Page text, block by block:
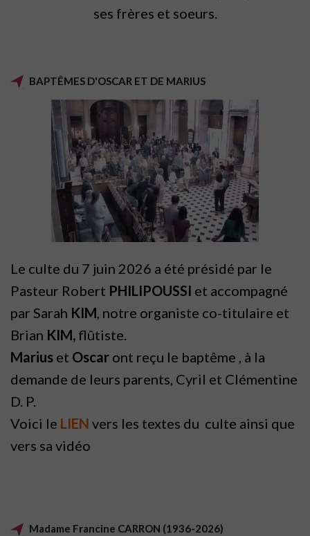
ses frères et soeurs.
BAPTÊMES D'OSCAR ET DE MARIUS
Le culte du 7 juin 2026 a été présidé par le
Pasteur Robert PHILIPOUSSI et accompagné
par Sarah KIM, notre organiste co-titulaire et
Brian KIM, flûtiste.
Marius et Oscar ont reçu le baptême , à la
demande de leurs parents, Cyril et Clémentine
D. P.
Voici le LIEN vers les textes du culte ainsi que
vers sa vidéo
Madame Francine CARRON (1936-2026)